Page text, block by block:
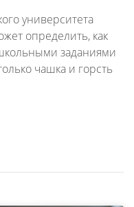
университета
определить, как
заданиями
чашка и горсть